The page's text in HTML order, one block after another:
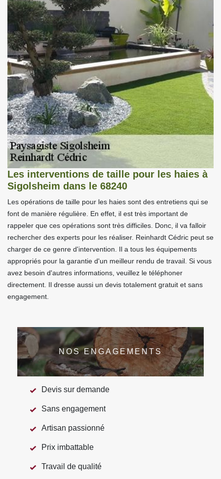
Les interventions de taille pour les haies à
Sigolsheim dans le 68240
Les opérations de taille pour les haies sont des entretiens qui se
font de manière régulière. En effet, il est très important de
rappeler que ces opérations sont très difficiles. Donc, il va falloir
rechercher des experts pour les réaliser. Reinhardt Cédric peut se
charger de ce genre d'intervention. Il a tous les équipements
appropriés pour la garantie d'un meilleur rendu de travail. Si vous
avez besoin d'autres informations, veuillez le téléphoner
directement. Il dresse aussi un devis totalement gratuit et sans
engagement.
NOS ENGAGEMENTS
Devis sur demande
Sans engagement
Artisan passionné
Prix imbattable
Travail de qualité